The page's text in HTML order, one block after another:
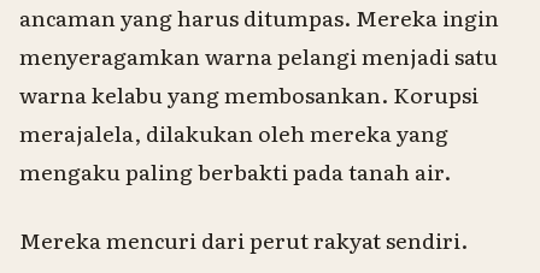
ancaman yang harus ditumpas. Mereka ingin
menyeragamkan warna pelangi menjadi satu
warna kelabu yang membosankan. Korupsi
merajalela, dilakukan oleh mereka yang
mengaku paling berbakti pada tanah air.
Mereka mencuri dari perut rakyat sendiri.